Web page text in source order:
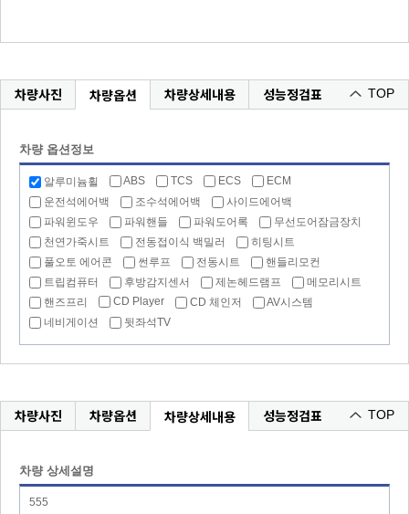
차량사진 차량옵션 차량상세내용 성능정검표 TOP
차량 옵션정보
알루미늄휠 ABS TCS ECS
ECM
운전석에어백
조수석에어백
사이드에어백
파워윈도우
파워핸들 파워도어록
무선도어잠금장치
천연가죽시트
전동접이식 백밀러
히팅시트
풀오토 에어콘
썬루프 전동시트
핸들리모컨
트립컴퓨터
후방감지센서 제논헤드램프
메모리시트
핸즈프리
CD Player CD 체인저
AV시스템
네비게이션
뒷좌석TV
차량사진 차량옵션 차량상세내용 성능정검표 TOP
차량 상세설명
555